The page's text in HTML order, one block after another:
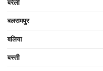
बरेली
बलरामपुर
बलिया
बस्ती